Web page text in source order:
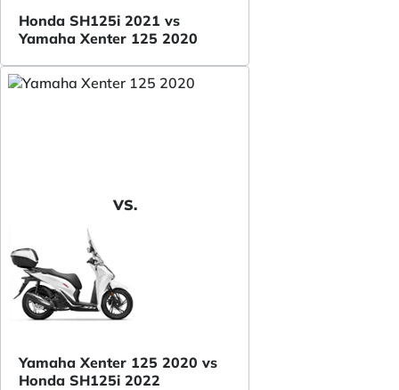
Honda SH125i 2021 vs
Yamaha Xenter 125 2020
VS.
Yamaha Xenter 125 2020 vs
Honda SH125i 2022